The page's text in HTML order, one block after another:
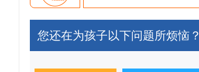
您还在为孩子以下问题所烦恼？